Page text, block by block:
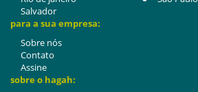
Salvador
para a sua empresa:
Sobre nós
Contato
Assine
sobre o hagah: